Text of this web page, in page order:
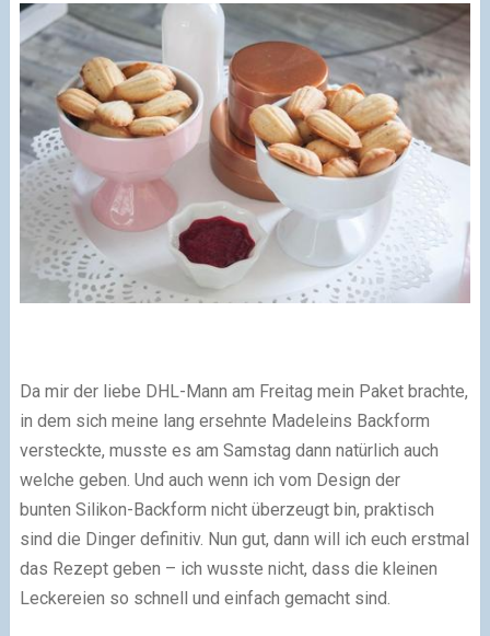
Da mir der liebe DHL-Mann am Freitag mein Paket brachte,
in dem sich meine lang ersehnte Madeleins Backform
versteckte, musste es am Samstag dann natürlich auch
welche geben. Und auch wenn ich vom Design der
bunten Silikon-Backform nicht überzeugt bin, praktisch
sind die Dinger definitiv. Nun gut, dann will ich euch erstmal
das Rezept geben – ich wusste nicht, dass die kleinen
Leckereien so schnell und einfach gemacht sind.